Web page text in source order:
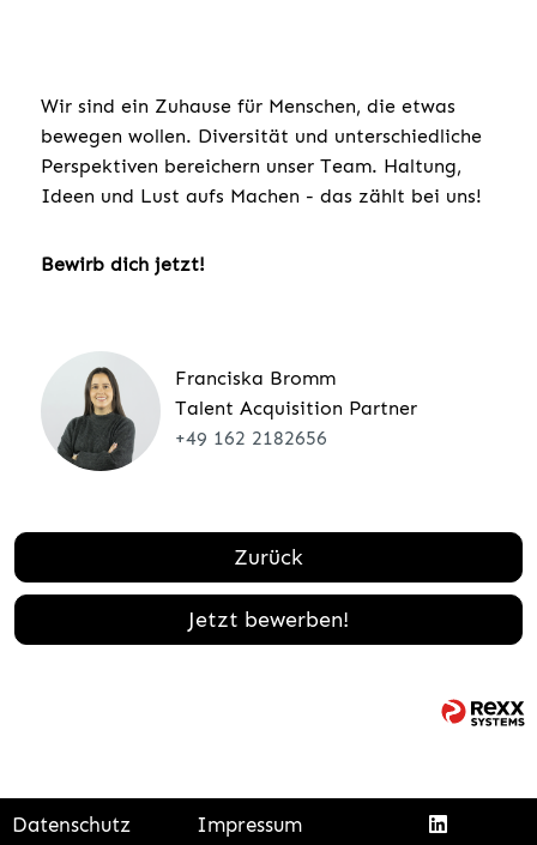
Wir sind ein Zuhause für Menschen, die etwas
bewegen wollen. Diversität und unterschiedliche
Perspektiven bereichern unser Team. Haltung,
Ideen und Lust aufs Machen - das zählt bei uns!
Bewirb dich jetzt!
Franciska Bromm
Talent Acquisition Partner
+49 162 2182656
Zurück
Jetzt bewerben!
Datenschutz Impressum